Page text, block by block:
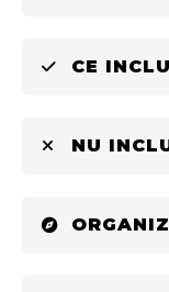
CE
NU